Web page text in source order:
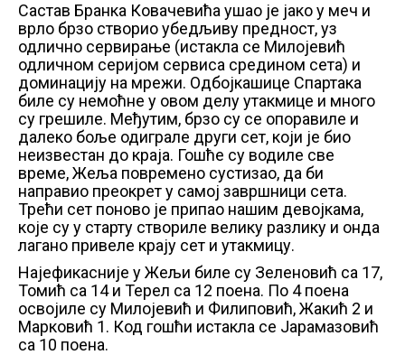
Састав Бранка Ковачевића ушао је јако у меч и
врло брзо створио убедљиву предност, уз
одлично сервирање (истакла се Милојевић
одличном серијом сервиса средином сета) и
доминацију на мрежи. Одбојкашице Спартака
биле су немоћне у овом делу утакмице и много
су грешиле. Међутим, брзо су се опоравиле и
далеко боље одиграле други сет, који је био
неизвестан до краја. Гошће су водиле све
време, Жеља повремено сустизао, да би
направио преокрет у самој завршници сета.
Трећи сет поново је припао нашим девојкама,
које су у старту створиле велику разлику и онда
лагано привеле крају сет и утакмицу.
Најефикасније у Жељи биле су Зеленовић са 17,
Томић са 14 и Терел са 12 поена. По 4 поена
освојиле су Милојевић и Филиповић, Жакић 2 и
Марковић 1. Код гошћи истакла се Јарамазовић
са 10 поена.